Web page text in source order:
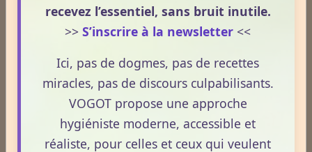
solution utilisée pour traiter le bourgeon est appelée «
solution galénique » et s'organise de la manière
dans un mélange d'alcool et de glycérine végétale.
C'est le résidu de cette macération qui sera ensuite
dilué dix fois dans un nouveau mélange d'eau,
d'alcool et de glycérine pour obtenir le macérât
glycériné D1.
Etymologiquement, le mot « gemmothérapie »
provient du latin « gemmae » qui signifie bourgeon...
ainsi que pierre précieuse. Le principe de la
gemmothérapies est le suivant : Pol Henry,
supposant que toute « l'énergie informative »
indispensable au développement d'un végétal se
trouvait dans les bourgeons, il considéra que le
Si pour bien comprendre la gemmothérapie il faudrait
se plonger dans une terminologie barbare de parties
végétales ainsi que dans un casse tête chimique, la
recevez l’essentiel, sans bruit inutile.
>> S’inscrire à la newsletter <<
Ici, pas de dogmes, pas de recettes
miracles, pas de discours culpabilisants.
VOGOT propose une approche
hygiéniste moderne, accessible et
réaliste, pour celles et ceux qui veulent